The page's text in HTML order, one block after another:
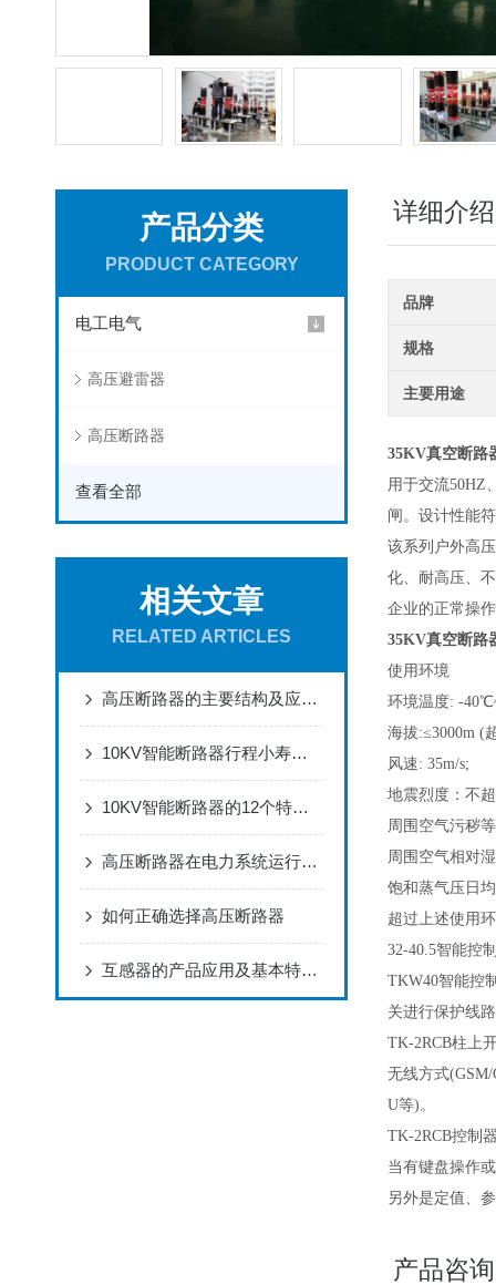
产品分类
PRODUCT CATEGORY
电工电气
高压避雷器
高压断路器
查看全部
相关文章
RELATED ARTICLES
高压断路器的主要结构及应用介绍
10KV智能断路器行程小寿命长
10KV智能断路器的12个特点介绍
高压断路器在电力系统运行中的保护与调控作用
如何正确选择高压断路器
互感器的产品应用及基本特点概述
详细介绍
品牌
规格
主要用途
35KV真空断路
用于交流50HZ
闸。设计性能
该系列户外高
化、耐高压、
企业的正常操
35KV真空断路
使用环境
环境温度: -
海拔:≤3000m (
风速: 35m/s;
地震烈度：不
周围空气污秽
周围空气相对
饱和蒸气压日
超过上述使用
32-40.5智能控
TKW40智能控
关进行保护线
TK-2RCB柱上
无线方式
U等)。
TK-2RCB控制
当有键盘操作
另外是定值、
产品咨询